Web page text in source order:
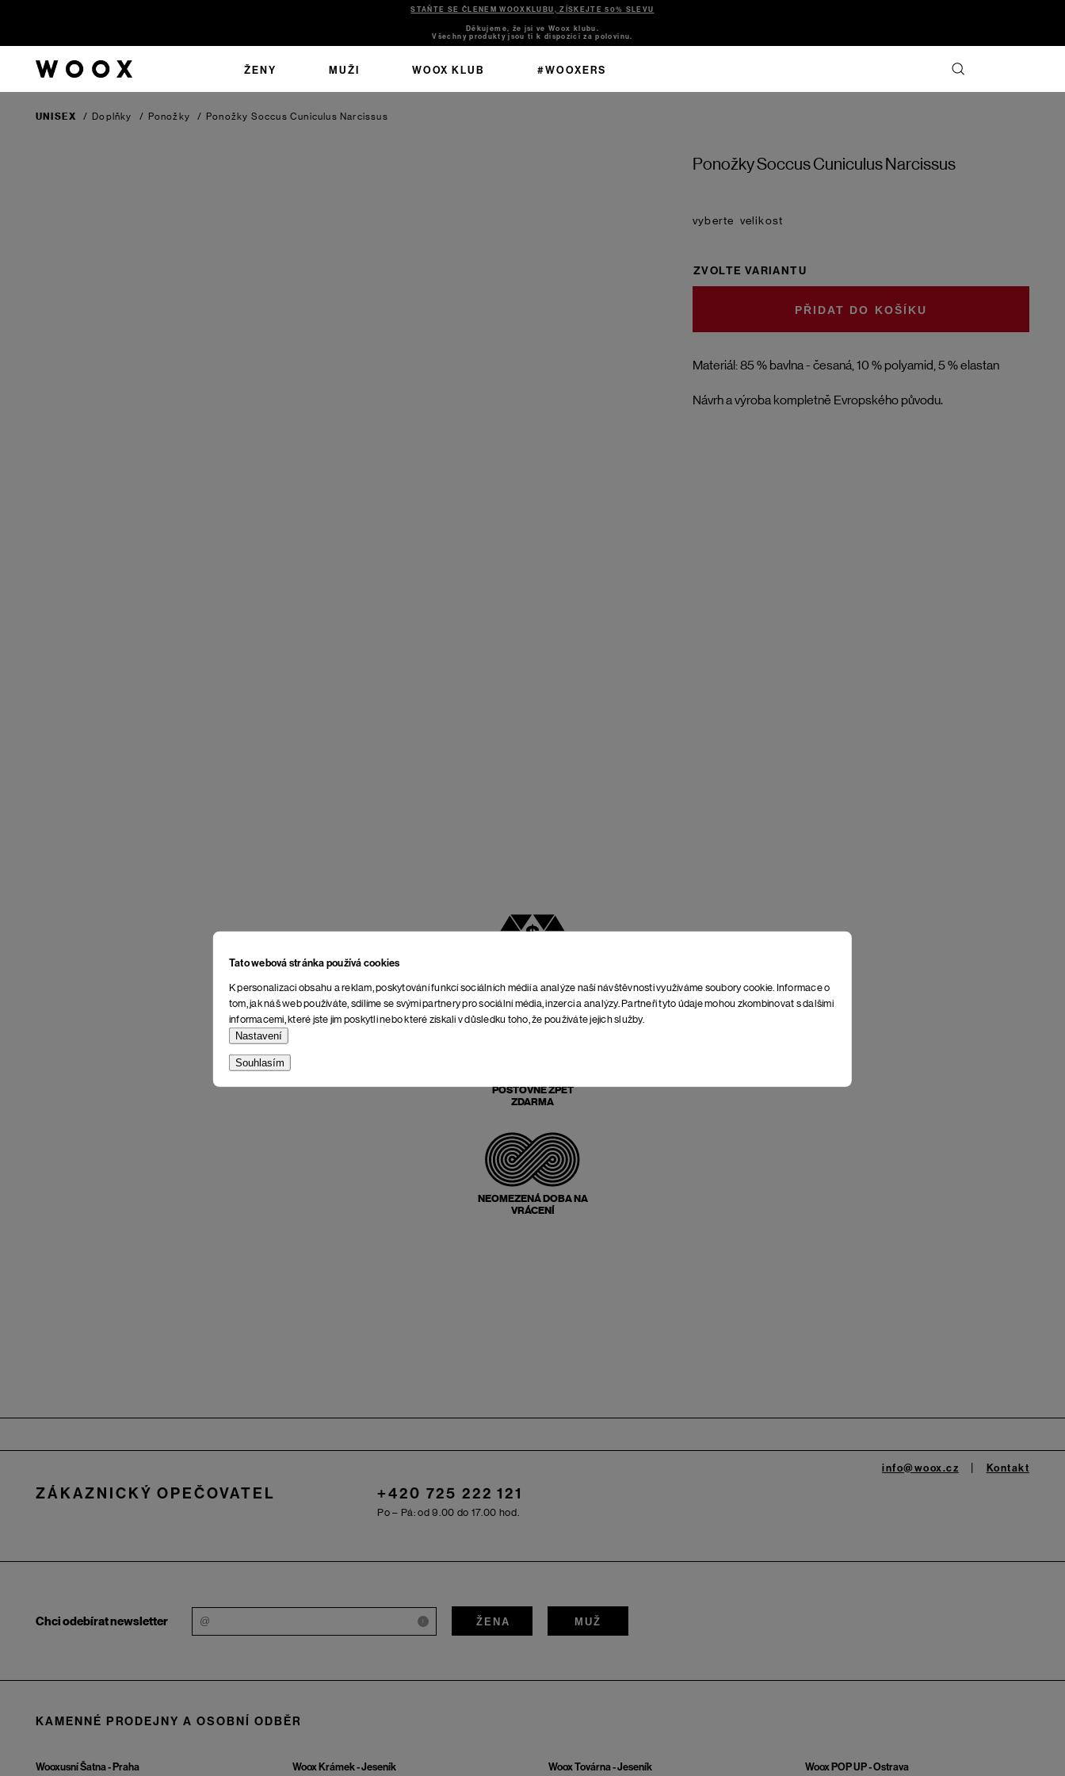
Tato webová stránka používá cookies
K personalizaci obsahu a reklam, poskytování funkcí sociálních médií a analýze naší návštěvnosti využíváme soubory cookie. Informace o
tom, jak náš web používáte, sdílíme se svými partnery pro sociální média, inzerci a analýzy. Partneři tyto údaje mohou zkombinovat s dalšími
informacemi, které jste jim poskytli nebo které získali v důsledku toho, že používáte jejich služby.
Nastavení
Souhlasím
STAŇTE SE ČLENEM WOOXKLUBU, ZÍSKEJTE 50% SLEVU
Děkujeme, že jsi ve Woox klubu.
Všechny produkty jsou ti k dispozici za polovinu.
ŽENY MUŽI WOOX KLUB #WOOXERS
UNISEX / Doplňky / Ponožky / Ponožky Soccus Cuniculus Narcissus
Ponožky Soccus Cuniculus Narcissus
Materiál: 85 % bavlna - česaná, 10 % polyamid, 5 % elastan
Návrh a výroba kompletně Evropského původu.
velikost
ZVOLTE VARIANTU
DO KOŠÍKU
CENY A KVALITY
POŠTOVNÉ ZPĚT
ZDARMA
NEOMEZENÁ DOBA NA
VRÁCENÍ
ZÁKAZNICKÝ OPEČOVATEL +420 725 222 121
Po – Pá: od 9.00 do 17.00 hod.
info@woox.cz Kontakt
Chci odebírat newsletter i ŽENA MUŽ
KAMENNÉ PRODEJNY A OSOBNÍ ODBĚR
Wooxusní Šatna - Praha Woox Krámek - Jeseník Woox Továrna - Jeseník Woox POP UP - Ostrava